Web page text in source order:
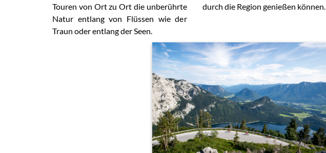
Touren von Ort zu Ort die unberührte
Natur entlang von Flüssen wie der
Traun oder entlang der Seen.
durch die Region genießen können.